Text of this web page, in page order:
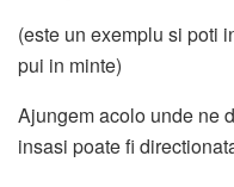
(este un exemplu si poti
pui in minte)
Ajungem acolo unde ne
insasi poate fi